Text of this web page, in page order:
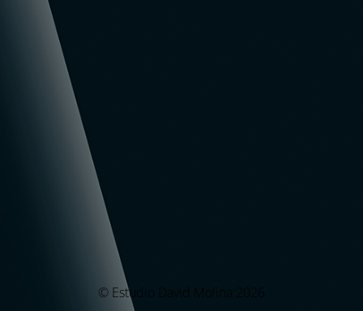
© Estudio David Molina 2026